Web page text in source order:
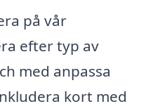
på vår
efter typ av
med anpassa
kort med